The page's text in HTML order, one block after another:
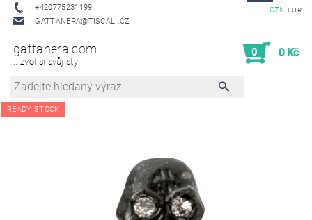
+420775231199
GATTANERA@TISCALI.CZ
CZK EUR
gattanera.com
...zvol si svůj styl...!!!
0 0 Kč
READY STOCK